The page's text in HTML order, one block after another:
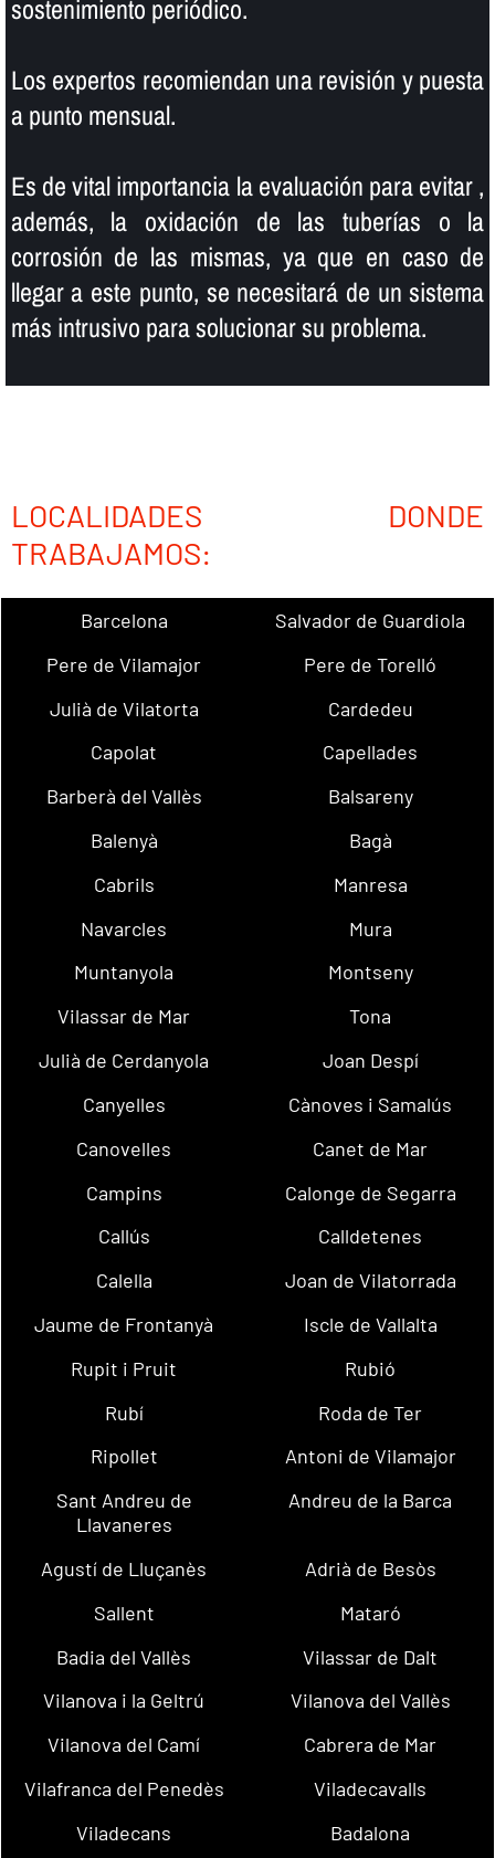
sostenimiento periódico.
Los expertos recomiendan una revisión y puesta
a punto mensual.
Es de vital importancia la evaluación para evitar ,
además, la oxidación de las tuberí­as o la
corrosión de las mismas, ya que en caso de
llegar a este punto, se necesitará de un sistema
más intrusivo para solucionar su problema.
LOCALIDADES DONDE
TRABAJAMOS:
Barcelona
Salvador de Guardiola
Pere de Vilamajor
Pere de Torelló
Julià de Vilatorta
Cardedeu
Capolat
Capellades
Barberà del Vallès
Balsareny
Balenyà
Bagà
Cabrils
Manresa
Navarcles
Mura
Muntanyola
Montseny
Vilassar de Mar
Tona
Julià de Cerdanyola
Joan Despí
Canyelles
Cànoves i Samalús
Canovelles
Canet de Mar
Campins
Calonge de Segarra
Callús
Calldetenes
Calella
Joan de Vilatorrada
Jaume de Frontanyà
Iscle de Vallalta
Rupit i Pruit
Rubió
Rubí
Roda de Ter
Ripollet
Antoni de Vilamajor
Sant Andreu de
Llavaneres
Andreu de la Barca
Agustí de Lluçanès
Adrià de Besòs
Sallent
Mataró
Badia del Vallès
Vilassar de Dalt
Vilanova i la Geltrú
Vilanova del Vallès
Vilanova del Camí
Cabrera de Mar
Vilafranca del Penedès
Viladecavalls
Viladecans
Badalona